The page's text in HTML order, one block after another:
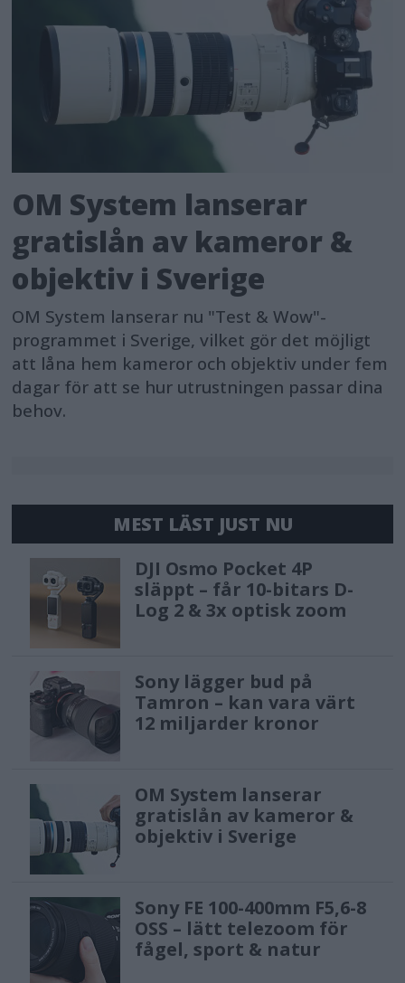
OM System lanserar
gratislån av kameror &
objektiv i Sverige
OM System lanserar nu "Test & Wow"-
programmet i Sverige, vilket gör det möjligt
att låna hem kameror och objektiv under fem
dagar för att se hur utrustningen passar dina
behov.
MEST LÄST JUST NU
DJI Osmo Pocket 4P
släppt – får 10-bitars D-
Log 2 & 3x optisk zoom
Sony lägger bud på
Tamron – kan vara värt
12 miljarder kronor
OM System lanserar
gratislån av kameror &
objektiv i Sverige
Sony FE 100-400mm F5,6-8
OSS – lätt telezoom för
fågel, sport & natur